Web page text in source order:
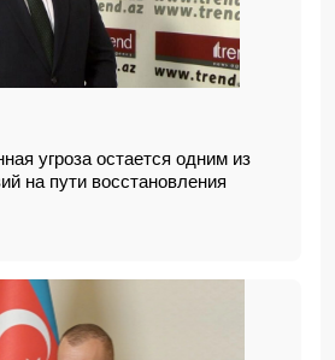
угроза остается одним из
на пути восстановления